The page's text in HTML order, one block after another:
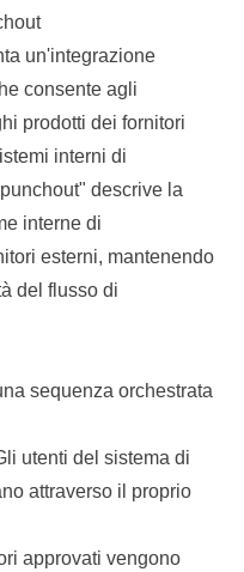
un'integrazione
consente agli
prodotti dei fornitori
interni di
descrive la
interne di
esterni, mantenendo
del flusso di
sequenza orchestrata
utenti del sistema di
attraverso il proprio
approvati vengono